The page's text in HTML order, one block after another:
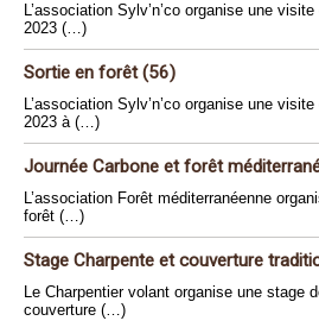
L’association Sylv’n’co organise une
2023 (…)
Sortie en forêt (56)
L’association Sylv’n’co organise une
2023 à (…)
Journée Carbone et forêt
L’association Forêt méditerranéenne
forêt (…)
Stage Charpente et couverture
Le Charpentier volant organise une stage
couverture (…)